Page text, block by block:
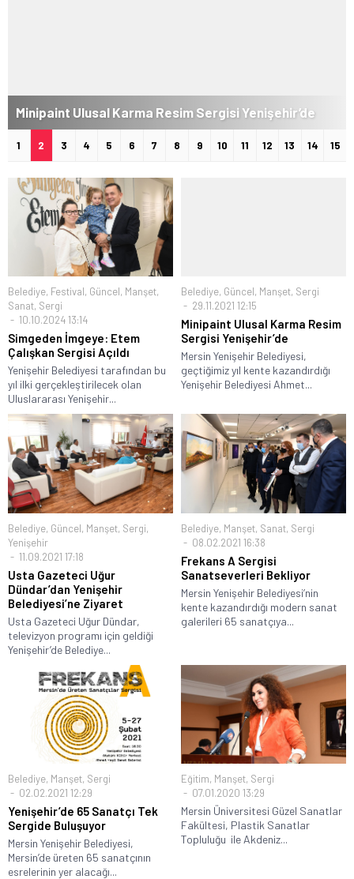
Minipaint Ulusal Karma Resim Sergisi Yenişehir’de
1 2 3 4 5 6 7 8 9 10 11 12 13 14 15
Belediye, Festival, Güncel, Manşet,
Sanat, Sergi
10.10.2024 13:14
Simgeden İmgeye: Etem
Çalışkan Sergisi Açıldı
Yenişehir Belediyesi tarafından bu
yıl ilki gerçekleştirilecek olan
Uluslararası Yenişehir...
Belediye, Güncel, Manşet, Sergi
29.11.2021 12:15
Minipaint Ulusal Karma Resim
Sergisi Yenişehir’de
Mersin Yenişehir Belediyesi,
geçtiğimiz yıl kente kazandırdığı
Yenişehir Belediyesi Ahmet...
Belediye, Güncel, Manşet, Sergi,
Yenişehir
11.09.2021 17:18
Usta Gazeteci Uğur
Dündar’dan Yenişehir
Belediyesi’ne Ziyaret
Usta Gazeteci Uğur Dündar,
televizyon programı için geldiği
Yenişehir’de Belediye...
Belediye, Manşet, Sanat, Sergi
08.02.2021 16:38
Frekans A Sergisi
Sanatseverleri Bekliyor
Mersin Yenişehir Belediyesi’nin
kente kazandırdığı modern sanat
galerileri 65 sanatçıya...
Belediye, Manşet, Sergi
02.02.2021 12:29
Yenişehir’de 65 Sanatçı Tek
Sergide Buluşuyor
Mersin Yenişehir Belediyesi,
Mersin’de üreten 65 sanatçının
esrelerinin yer alacağı...
Eğitim, Manşet, Sergi
07.01.2020 13:29
Mersin Üniversitesi Güzel Sanatlar
Fakültesi, Plastik Sanatlar
Topluluğu ile Akdeniz...